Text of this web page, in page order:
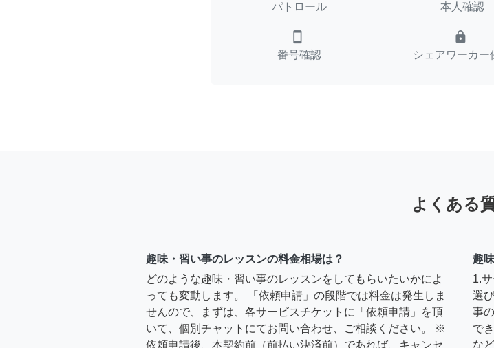
パトロール 本人確認
smartphone
番号確認
lock
シェアワーカー
よくある
趣味・習い事のレッスンの料金相場は？
どのような趣味・習い事のレッスンをしてもらいたいかによ
っても変動します。 「依頼申請」の段階では料金は発生しま
せんので、まずは、各サービスチケットに「依頼申請」を頂
いて、個別チャットにてお問い合わせ、ご相談ください。 ※
依頼申請後、本契約前（前払い決済前）であれば、キャンセ
趣
1.
選
事
で
な